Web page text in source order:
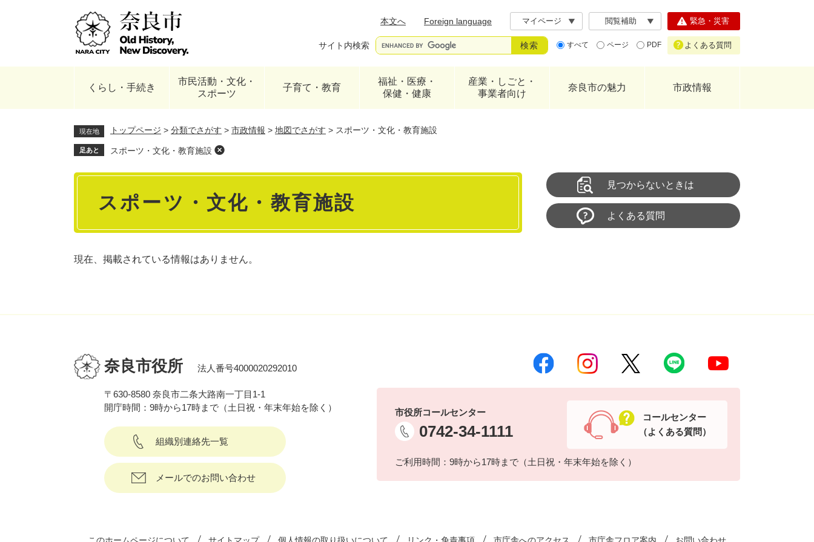
本文へ
Foreign language マイページ 閲覧補助
サイト内検索 すべて ページ PDF
緊急・災害
よくある質問
くらし・手続き
市民活動・文化・
スポーツ
子育て・教育
福祉・医療・
保健・健康
産業・しごと・
事業者向け
奈良市の魅力 市政情報
現在地 トップページ > 分類でさがす > 市政情報 > 地図でさがす > スポーツ・文化・教育施設
足あと スポーツ・文化・教育施設
本
スポーツ・文化・教育施設
現在、掲載されている情報はありません。
見つからないときは
よくある質問
奈良市役所 法人番号4000020292010
〒630-8580 奈良市二条大路南一丁目1-1
開庁時間：9時から17時まで（土日祝・年末年始を除く）
組織別連絡先一覧
メールでのお問い合わせ
市役所コールセンター
0742-34-1111
ご利用時間：9時から17時まで（土日祝・年末年始を除く）
コールセンター
（よくある質問）